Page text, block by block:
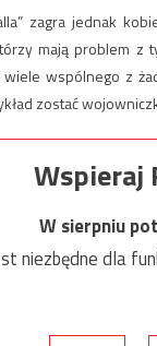
zagra jednak
mają problem z
wspólnego z
zostać
Wspieraj
W sierpniu
niezbędne dla